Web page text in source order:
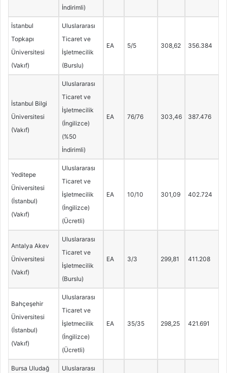
İndirimli)
İstanbul
Topkapı
Üniversitesi
(Vakıf)
Uluslararası
Ticaret ve
İşletmecilik
(Burslu)
EA 5/5 308,62 356.384
İstanbul Bilgi
Üniversitesi
(Vakıf)
Uluslararası
Ticaret ve
İşletmecilik
(İngilizce)
(%50
İndirimli)
EA 76/76 303,46 387.476
Yeditepe
Üniversitesi
(İstanbul)
(Vakıf)
Uluslararası
Ticaret ve
İşletmecilik
(İngilizce)
(Ücretli)
EA 10/10 301,09 402.724
Antalya Akev
Üniversitesi
(Vakıf)
Uluslararası
Ticaret ve
İşletmecilik
(Burslu)
EA 3/3 299,81 411.208
Bahçeşehir
Üniversitesi
(İstanbul)
(Vakıf)
Uluslararası
Ticaret ve
İşletmecilik
(İngilizce)
(Ücretli)
EA 35/35 298,25 421.691
Bursa Uludağ
Uluslararası